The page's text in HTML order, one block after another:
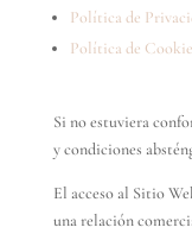
Política de
Política de
Si no estuviera
y condiciones
El acceso al Sitio
una relación